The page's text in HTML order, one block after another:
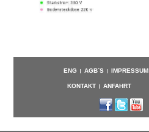
ENG AGB`S IMPRESSUM
KONTAKT ANFAHRT